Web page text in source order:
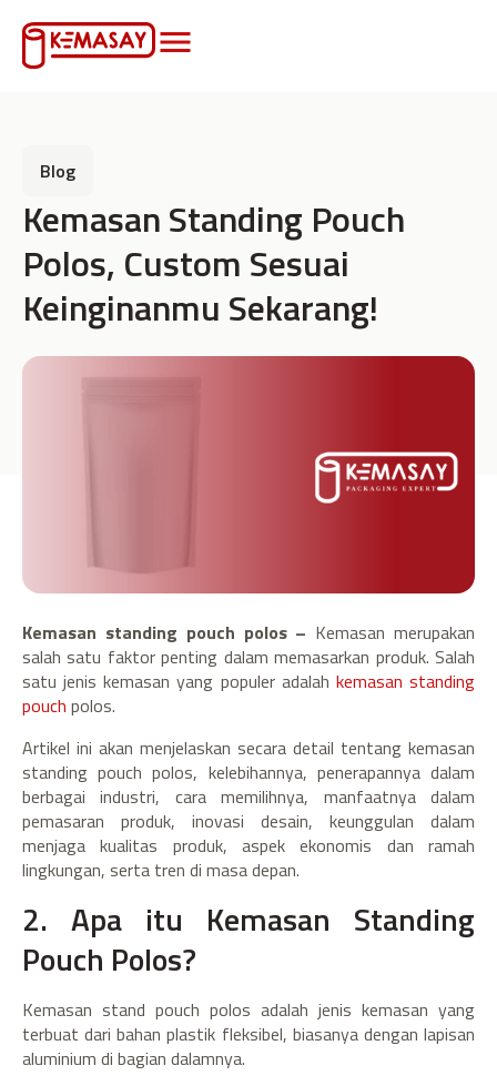
Blog
Kemasan Standing Pouch
Polos, Custom Sesuai
Keinginanmu Sekarang!
Kemasan standing pouch polos – Kemasan merupakan
salah satu faktor penting dalam memasarkan produk. Salah
satu jenis kemasan yang populer adalah kemasan standing
pouch polos.
Artikel ini akan menjelaskan secara detail tentang kemasan
standing pouch polos, kelebihannya, penerapannya dalam
berbagai industri, cara memilihnya, manfaatnya dalam
pemasaran produk, inovasi desain, keunggulan dalam
menjaga kualitas produk, aspek ekonomis dan ramah
lingkungan, serta tren di masa depan.
2. Apa itu Kemasan Standing
Pouch Polos?
Kemasan stand pouch polos adalah jenis kemasan yang
terbuat dari bahan plastik fleksibel, biasanya dengan lapisan
aluminium di bagian dalamnya.